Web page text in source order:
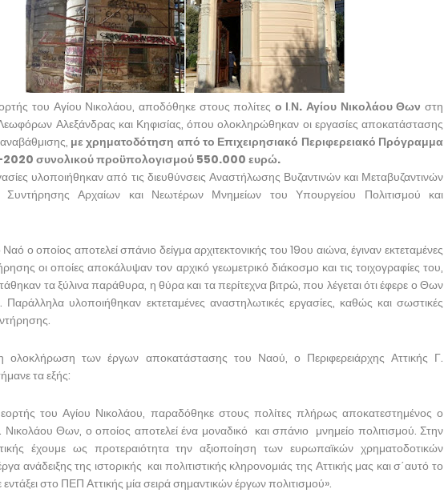
του Αγίου Νικολάου, αποδόθηκε στους πολίτες ο Ι.Ν. Αγίου Νικολάου Θωνστη
Αλεξάνδρας και Κηφισίας, όπου ολοκληρώθηκαν οι εργασίες αποκατάστασης
αναβάθμισης, με χρηματοδότηση από το Επιχειρησιακό Περιφερειακό Πρόγραμμα
συνολικού προϋπολογισμού 550.000 ευρώ.
υλοποιήθηκαν από τις διευθύνσεις Αναστήλωσης Βυζαντινών και Μεταβυζαντινών
Συντήρησης Αρχαίων και Νεωτέρων Μνημείων του Υπουργείου Πολιτισμού και
Ναό ο οποίος αποτελεί σπάνιο δείγμα αρχιτεκτονικής του 19ου αιώνα, έγιναν εκτεταμένες
οι οποίες αποκάλυψαν τον αρχικό γεωμετρικό διάκοσμο και τις τοιχογραφίες του,
τα ξύλινα παράθυρα, η θύρα και τα περίτεχνα βιτρώ, που λέγεται ότι έφερε ο Θων
υλοποιήθηκαν εκτεταμένες αναστηλωτικές εργασίες, καθώς και σωστικές
των έργων αποκατάστασης του Ναού, ο Περιφερειάρχης Αττικής Γ.
τα εξής:
του Αγίου Νικολάου, παραδόθηκε στους πολίτες πλήρως αποκατεστημένος ο
Νικολάου Θων, ο οποίος αποτελεί ένα μοναδικό και σπάνιο μνημείο πολιτισμού. Στην
έχουμε ως προτεραιότητα την αξιοποίηση των ευρωπαϊκών χρηματοδοτικών
ανάδειξης της ιστορικής και πολιτιστικής κληρονομιάς της Αττικής μας και σ΄αυτό το
εντάξει στο ΠΕΠ Αττικής μία σειρά σημαντικών έργων πολιτισμού».